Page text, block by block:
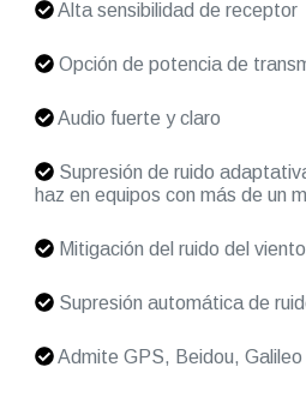
Alta sensibilidad de receptor
Opción de potencia de
Audio fuerte y claro
Supresión de ruido
haz en equipos con más de un
Mitigación del ruido del
Supresión automática de
Admite GPS, Beidou, Galileo